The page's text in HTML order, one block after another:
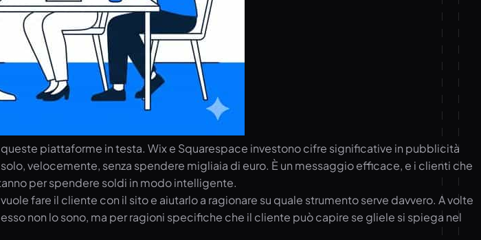
piattaforme in testa. Wix e Squarespace investono cifre significative in pubblicità
velocemente, senza spendere migliaia di euro. È un messaggio efficace, e i clienti che
per spendere soldi in modo intelligente.
fare il cliente con il sito e aiutarlo a ragionare su quale strumento serve davvero. A volte
non lo sono, ma per ragioni specifiche che il cliente può capire se gliele si spiega nel